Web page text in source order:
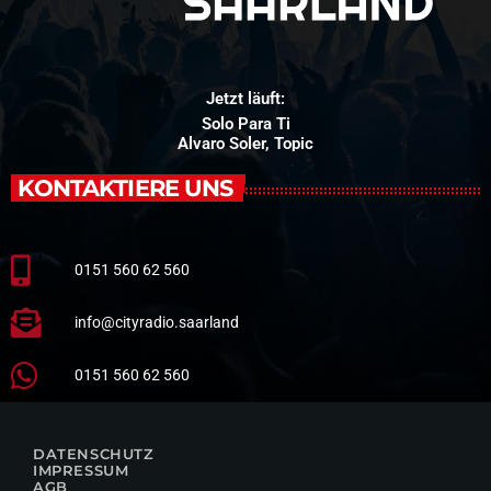
Jetzt läuft:
Solo Para Ti
Alvaro Soler, Topic
KONTAKTIERE UNS
0151 560 62 560
info@cityradio.saarland
0151 560 62 560
DATENSCHUTZ
IMPRESSUM
AGB